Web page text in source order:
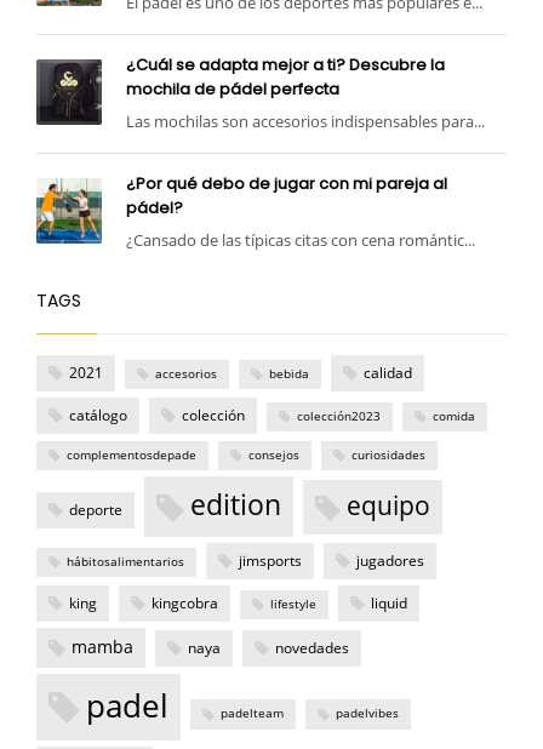
¿Cuál se adapta mejor a ti? Descubre la
mochila de pádel perfecta
Las mochilas son accesorios indispensables para...
¿Por qué debo de jugar con mi pareja al
pádel?
¿Cansado de las típicas citas con cena romántic...
TAGS
2021 accesorios bebida calidad
catálogo colección colección2023 comida
complementosdepade consejos curiosidades
deporte edition equipo
hábitosalimentarios jimsports jugadores
king kingcobra lifestyle liquid
mamba naya novedades
padel padelteam padelvibes